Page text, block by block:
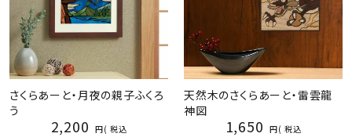
さくらあーと・月夜の親子ふくろ
う
2,200 税込
天然木のさくらあーと・雷雲龍
神図
1,650 税込